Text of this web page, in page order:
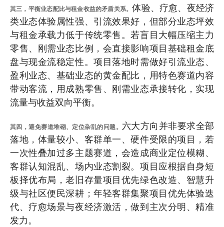
其三，平衡业态配比与租金收益的矛盾关系。体验、疗愈、夜经济
类业态体验属性强、引流效果好，但部分业态坪效
与租金承载力低于传统零售。若盲目大幅压缩主力
零售、刚需业态比例，会直接影响项目基础租金底
盘与现金流稳定性。项目落地时需做好引流业态、
盈利业态、基础业态的黄金配比，用特色赛道内容
带动客流，用成熟零售、刚需业态承接转化，实现
流量与收益双向平衡。
其四，避免赛道堆砌、定位杂乱的问题。 六大方向并非要求全部
落地，体量较小、客群单一、硬件受限的项目，若
一次性叠加过多主题赛道，会造成商业定位模糊、
客群认知混乱、场内业态割裂。项目应根据自身短
板择优布局，老旧存量项目优先绿色改造、智慧升
级与社区便民深耕；年轻客群集聚项目优先体验迭
代、疗愈场景与夜经济激活，做到主次分明、精准
发力。